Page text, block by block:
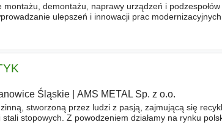
demontażu, naprawy urządzeń i
ulepszeń i innowacji prac
Śląskie| AMS METAL Sp. z o.o.
stworzoną przez ludzi z pasją, zajmującą się
stopowych. Z powodzeniem działamy na rynku